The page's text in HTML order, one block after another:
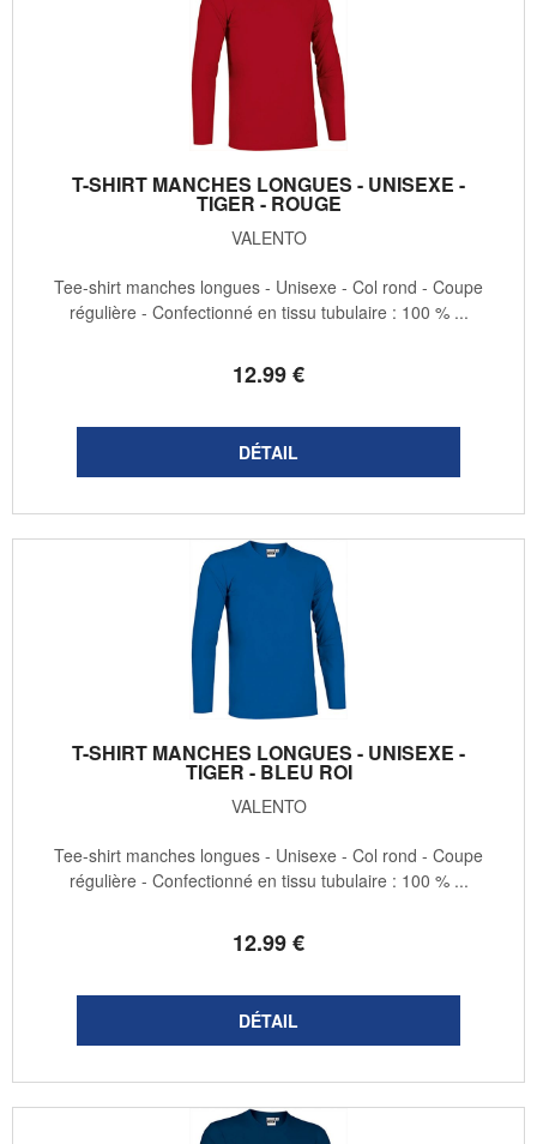
T-SHIRT MANCHES LONGUES - UNISEXE -
TIGER - ROUGE
VALENTO
12.99€
Tee-shirt manches longues - Unisexe - Col rond - Coupe
régulière - Confectionné en tissu tubulaire : 100 % ...
T-SHIRT MANCHES LONGUES - UNISEXE -
TIGER - BLEU ROI
VALENTO
12.99€
Tee-shirt manches longues - Unisexe - Col rond - Coupe
régulière - Confectionné en tissu tubulaire : 100 % ...